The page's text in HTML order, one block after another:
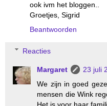
ook ivm het bloggen..
Groetjes, Sigrid
Beantwoorden
Reacties
Margaret
23 juli
We zijn in goed
mensen die Wink
Het is voor haar